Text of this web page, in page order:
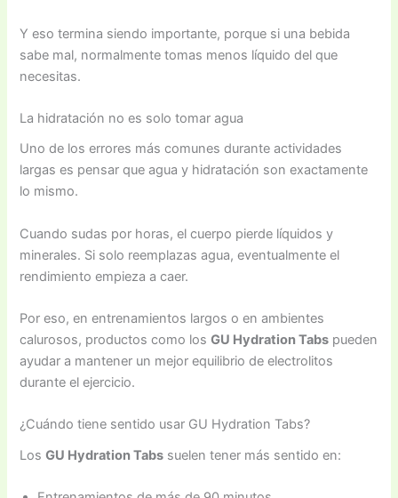
Y eso termina siendo importante, porque si una bebida
sabe mal, normalmente tomas menos líquido del que
necesitas.
La hidratación no es solo tomar agua
Uno de los errores más comunes durante actividades
largas es pensar que agua y hidratación son exactamente
lo mismo.
Cuando sudas por horas, el cuerpo pierde líquidos y
minerales. Si solo reemplazas agua, eventualmente el
rendimiento empieza a caer.
Por eso, en entrenamientos largos o en ambientes
calurosos, productos como losGU Hydration Tabs pueden
ayudar a mantener un mejor equilibrio de electrolitos
durante el ejercicio.
¿Cuándo tiene sentido usar GU Hydration Tabs?
LosGU Hydration Tabs suelen tener más sentido en: